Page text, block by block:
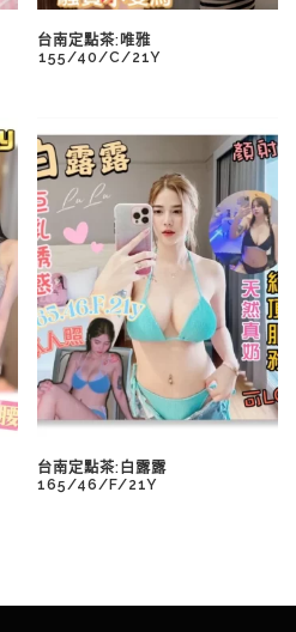
台南定點茶:唯雅
️155/40/C/21Y
台南定點茶:白露露
165/46/F/21Y